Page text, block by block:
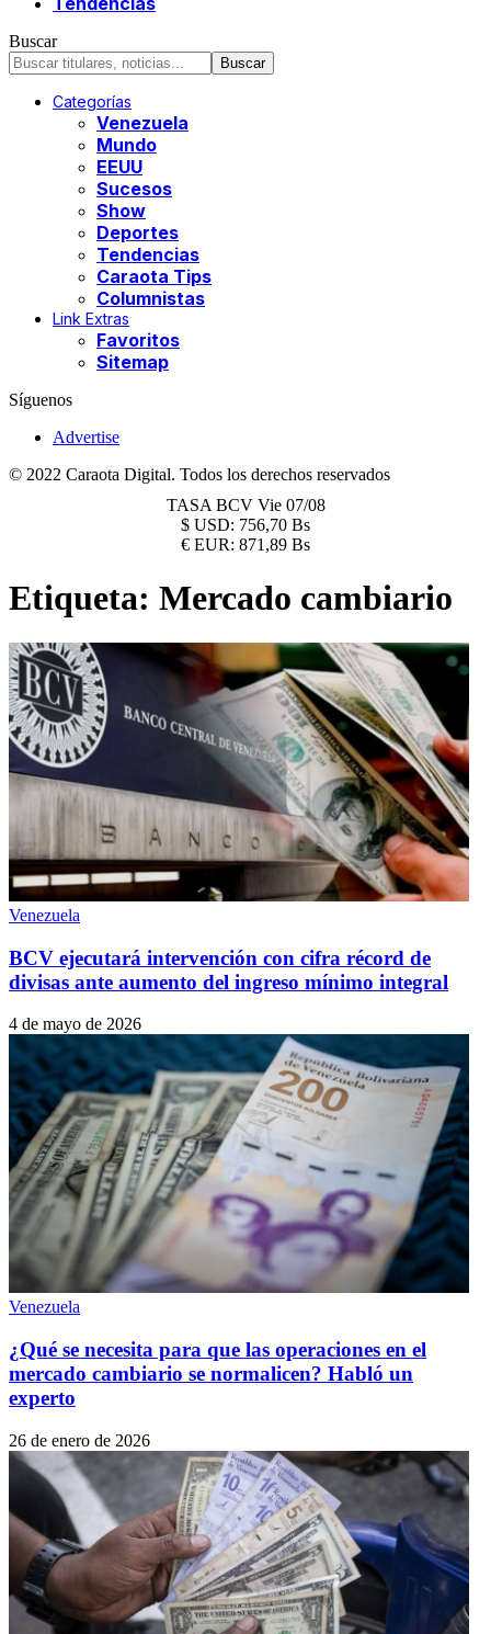
Buscar
Categorías
Venezuela
Mundo
EEUU
Sucesos
Show
Deportes
Tendencias
Caraota Tips
Columnistas
Link Extras
Favoritos
Sitemap
Síguenos
Advertise
© 2022 Caraota Digital. Todos los derechos reservados
TASA BCV Vie 07/08
$ USD: 756,70 Bs
€ EUR: 871,89 Bs
Etiqueta: Mercado cambiario
Venezuela
BCV ejecutará intervención con cifra récord de
divisas ante aumento del ingreso mínimo integral
4 de mayo de 2026
Venezuela
¿Qué se necesita para que las operaciones en el
mercado cambiario se normalicen? Habló un
experto
26 de enero de 2026